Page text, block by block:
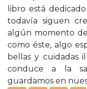
libro está
todavía siguen
algún momento
como éste, algo
bellas y cuidadas
conduce a la
guardamos en